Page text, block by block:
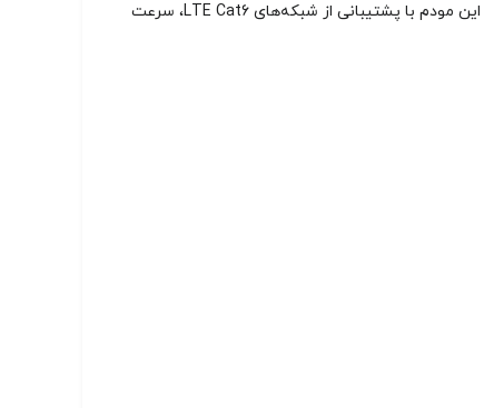
این مودم با پشتیبانی از شبکه‌های LTE Cat6، سرعت